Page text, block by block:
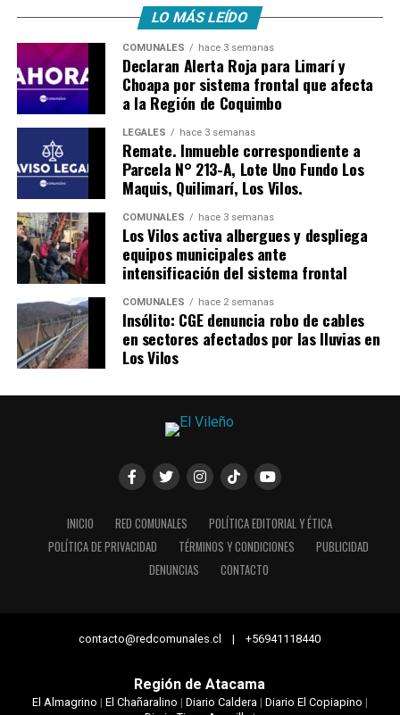
LO MÁS LEÍDO
COMUNALES hace 3 semanas
Declaran Alerta Roja para Limarí y
Choapa por sistema frontal que afecta
a la Región de Coquimbo
LEGALES hace 3 semanas
Remate. Inmueble correspondiente a
Parcela N° 213-A, Lote Uno Fundo Los
Maquis, Quilimarí, Los Vilos.
COMUNALES hace 3 semanas
Los Vilos activa albergues y despliega
equipos municipales ante
intensificación del sistema frontal
COMUNALES hace 2 semanas
Insólito: CGE denuncia robo de cables
en sectores afectados por las lluvias en
Los Vilos
INICIO RED COMUNALES
POLÍTICA EDITORIAL Y ÉTICA
POLÍTICA DE PRIVACIDAD
TÉRMINOS Y CONDICIONES
PUBLICIDAD
DENUNCIAS
CONTACTO
contacto@redcomunales.cl | +56941118440
Región de Atacama
El Almagrino | El Chañaralino | Diario Caldera| Diario El Copiapino |